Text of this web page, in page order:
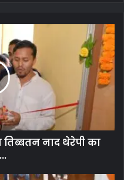
बहुत ध्‍यान देने की जरूरत है।
से थोड़ी बेहतर है। व्‍यापार अच्‍छा
वस्‍तु अर्पित करें।
नाद थेरेपी का